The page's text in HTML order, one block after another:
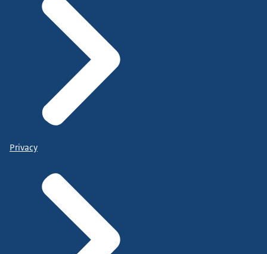
Privacy